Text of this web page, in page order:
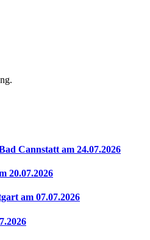
Cannstatt am 24.07.2026
20.07.2026
am 07.07.2026